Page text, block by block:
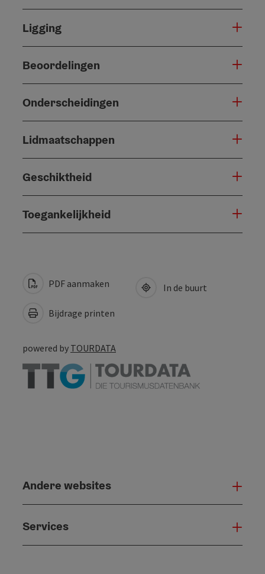
Ligging
Beoordelingen
Onderscheidingen
Lidmaatschappen
Geschiktheid
Toegankelijkheid
PDF aanmaken
Bijdrage printen
In de buurt
powered by TOURDATA
Andere websites
Services